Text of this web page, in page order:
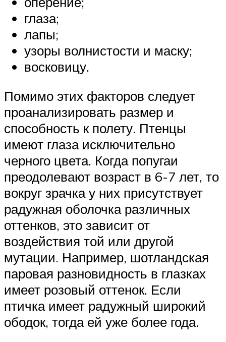
глаза;
лапы;
узоры волнистости и маску;
восковицу.
Помимо этих факторов следует
проанализировать размер и
способность к полету. Птенцы
имеют глаза исключительно
черного цвета. Когда попугаи
преодолевают возраст в 6-7 лет, то
вокруг зрачка у них присутствует
радужная оболочка различных
оттенков, это зависит от
воздействия той или другой
мутации. Например, шотландская
паровая разновидность в глазках
имеет розовый оттенок. Если
птичка имеет радужный широкий
ободок, тогда ей уже более года.